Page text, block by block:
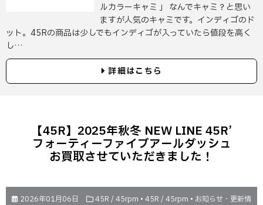
ルカラーキャミ 」 なんでキャミ？と思い
ますが人気のキャミです。インディゴのド
ット。45Rの商品は少しでもインディゴが入っていたら値段を高く
し…
詳細はこちら
【45R】2025年秋冬 NEW LINE 45R’
フォーティーファイブアールダッシュ
お買取させていただきました！
2026年01月06日 45R / 45rpm • 45R / 45rpm • お知らせ・更新情